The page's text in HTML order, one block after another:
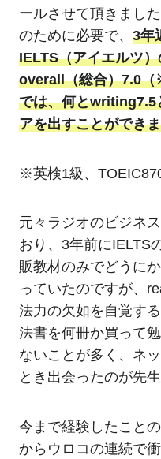
ールさせて頂きまし
のために必要で、 3年
IELTS（アイエルツ
overall（総合）7.0
では、何とwriting7.5
アを出すことができ
※英検1級、
元々ラジオのビジネ
おり、3年前にIELTS
販教材のみでどうに
っていたのですが、
法力の欠如を自覚す
法書を何冊か買って
ないことが多く、ネ
とき出会ったのが先
今まで経験したこと
からウロコの連続で